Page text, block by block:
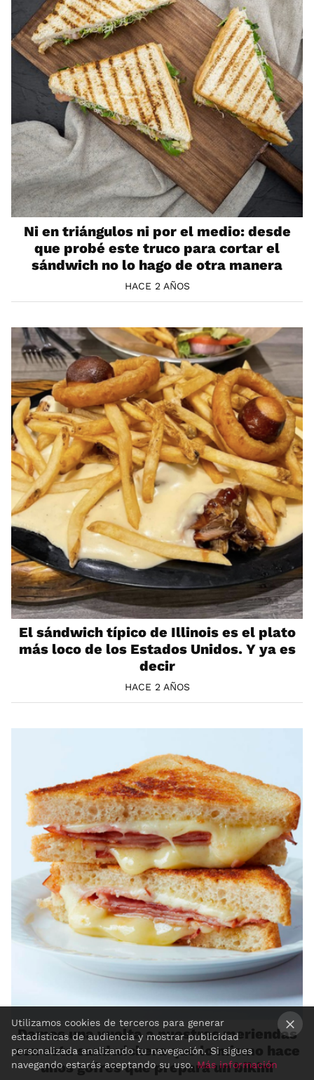
Ni en triángulos ni por el medio: desde
que probé este truco para cortar el
sándwich no lo hago de otra manera
HACE 2 AÑOS
El sándwich típico de Illinois es el plato
más loco de los Estados Unidos. Y ya es
decir
HACE 2 AÑOS
Damos una vuelta a nuestras meriendas
con esta sandwichera que lo mismo hace
unos gofres que prepara un bikini
×
Utilizamos cookies de terceros para generar
estadísticas de audiencia y mostrar publicidad
personalizada analizando tu navegación. Si sigues
navegando estarás aceptando su uso.Más información